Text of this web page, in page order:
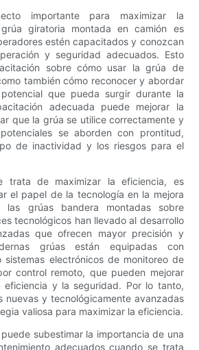
importante para maximizar la
giratoria montada en camión es
estén capacitados y conozcan
y seguridad adecuados. Esto
sobre cómo usar la grúa de
también cómo reconocer y abordar
que pueda surgir durante la
adecuada puede mejorar la
que la grúa se utilice correctamente y
se aborden con prontitud,
de inactividad y los riesgos para el
trata de maximizar la eficiencia, es
el papel de la tecnología en la mejora
las grúas bandera montadas sobre
tecnológicos han llevado al desarrollo
que ofrecen mayor precisión y
grúas están equipadas con
sistemas electrónicos de monitoreo de
control remoto, que pueden mejorar
eficiencia y la seguridad. Por lo tanto,
nuevas y tecnológicamente avanzadas
valiosa para maximizar la eficiencia.
subestimar la importancia de una
adecuados cuando se trata